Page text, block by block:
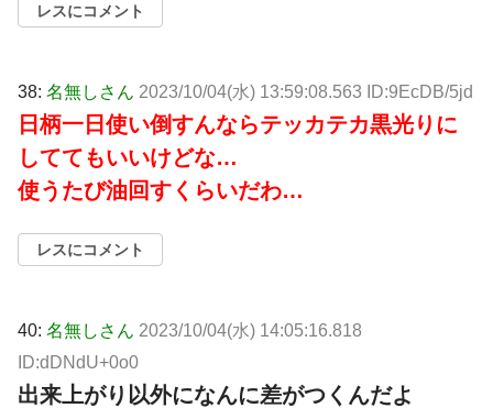
レスにコメント
38: 名無しさん 2023/10/04(水) 13:59:08.563 ID:9EcDB/5jd
日柄一日使い倒すんならテッカテカ黒光りに
しててもいいけどな…
使うたび油回すくらいだわ…
レスにコメント
40: 名無しさん 2023/10/04(水) 14:05:16.818
ID:dDNdU+0o0
出来上がり以外になんに差がつくんだよ